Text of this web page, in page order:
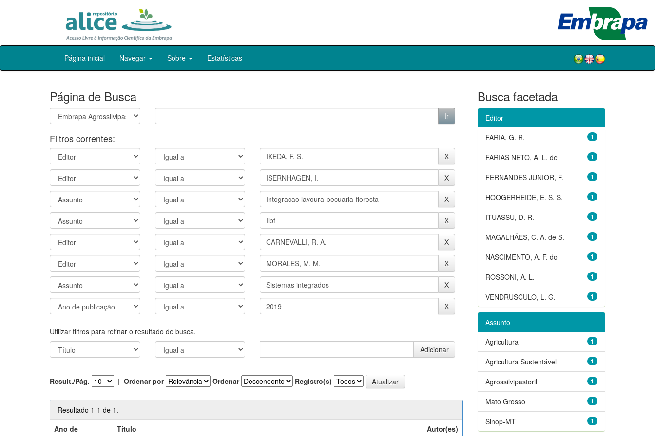
Skip
Página inicial Navegar Sobre Estatísticas
Página de Busca
Filtros correntes:
Utilizar filtros para refinar o resultado de busca.
Result./Pág. | Ordenar por Ordenar Registro(s)
Resultado 1-1 de 1.
Ano de
Título Autor(es)
Busca facetada
Editor
1
FARIA, G. R.
1
FARIAS NETO, A. L. de
1
FERNANDES JUNIOR, F.
1
HOOGERHEIDE, E. S. S.
1
ITUASSU, D. R.
1
MAGALHÃES, C. A. de S.
1
NASCIMENTO, A. F. do
1
ROSSONI, A. L.
1
VENDRUSCULO, L. G.
Assunto
1
Agricultura
1
Agricultura Sustentável
1
Agrossilvipastoril
1
Mato Grosso
1
Sinop-MT